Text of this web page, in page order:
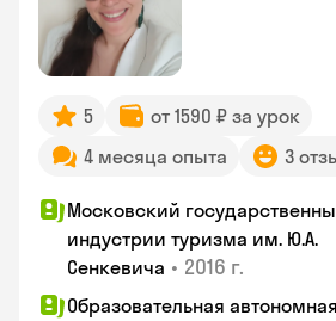
5
от 1590 ₽ за урок
4 месяца опыта
3
Московский
индустрии туризма им. Ю.А.
Сенкевича • 2016 г.
Образовательная автономная